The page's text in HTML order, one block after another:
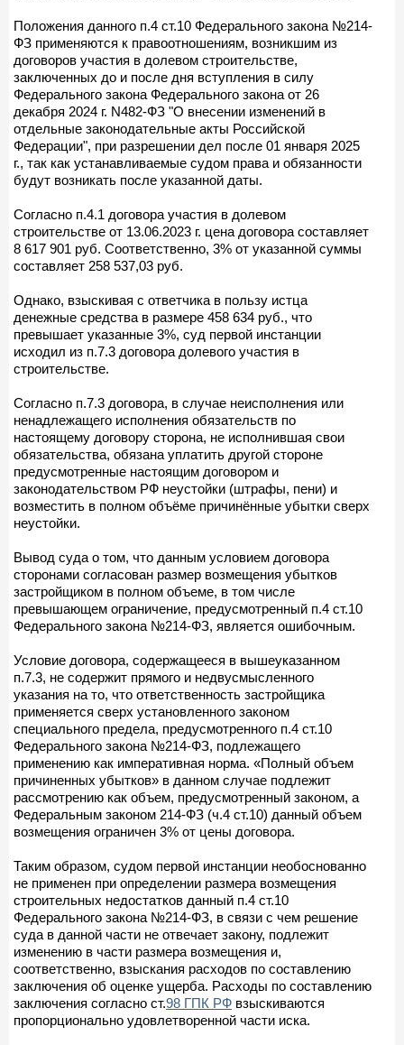
Положения данного п.4 ст.10 Федерального закона №214-
ФЗ применяются к правоотношениям, возникшим из
договоров участия в долевом строительстве,
заключенных до и после дня вступления в силу
Федерального закона Федерального закона от 26
декабря 2024 г. N482-ФЗ "О внесении изменений в
отдельные законодательные акты Российской
Федерации", при разрешении дел после 01 января 2025
г., так как устанавливаемые судом права и обязанности
будут возникать после указанной даты.
Согласно п.4.1 договора участия в долевом
строительстве от 13.06.2023 г. цена договора составляет
8 617 901 руб. Соответственно, 3% от указанной суммы
составляет 258 537,03 руб.
Однако, взыскивая с ответчика в пользу истца
денежные средства в размере 458 634 руб., что
превышает указанные 3%, суд первой инстанции
исходил из п.7.3 договора долевого участия в
строительстве.
Согласно п.7.3 договора, в случае неисполнения или
ненадлежащего исполнения обязательств по
настоящему договору сторона, не исполнившая свои
обязательства, обязана уплатить другой стороне
предусмотренные настоящим договором и
законодательством РФ неустойки (штрафы, пени) и
возместить в полном объёме причинённые убытки сверх
неустойки.
Вывод суда о том, что данным условием договора
сторонами согласован размер возмещения убытков
застройщиком в полном объеме, в том числе
превышающем ограничение, предусмотренный п.4 ст.10
Федерального закона №214-ФЗ, является ошибочным.
Условие договора, содержащееся в вышеуказанном
п.7.3, не содержит прямого и недвусмысленного
указания на то, что ответственность застройщика
применяется сверх установленного законом
специального предела, предусмотренного п.4 ст.10
Федерального закона №214-ФЗ, подлежащего
применению как императивная норма. «Полный объем
причиненных убытков» в данном случае подлежит
рассмотрению как объем, предусмотренный законом, а
Федеральным законом 214-ФЗ (ч.4 ст.10) данный объем
возмещения ограничен 3% от цены договора.
Таким образом, судом первой инстанции необоснованно
не применен при определении размера возмещения
строительных недостатков данный п.4 ст.10
Федерального закона №214-ФЗ, в связи с чем решение
суда в данной части не отвечает закону, подлежит
изменению в части размера возмещения и,
соответственно, взыскания расходов по составлению
заключения об оценке ущерба. Расходы по составлению
заключения согласно ст.98 ГПК РФ взыскиваются
пропорционально удовлетворенной части иска.